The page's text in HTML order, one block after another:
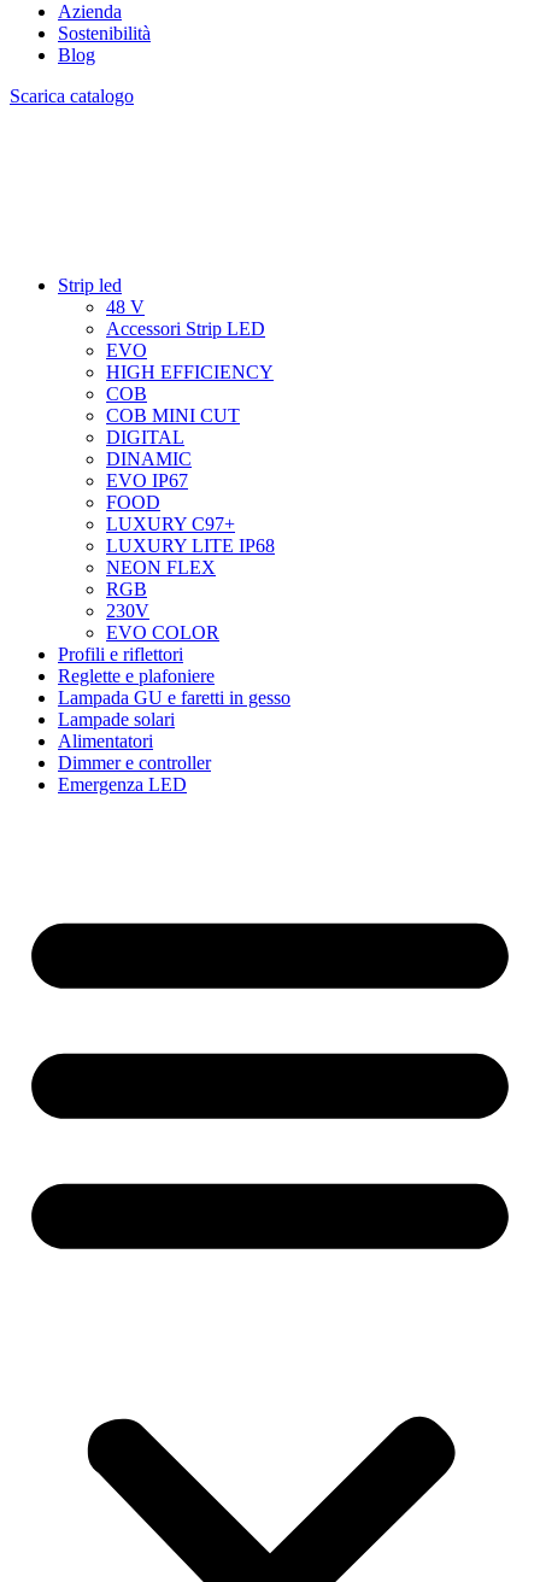
Azienda
Sostenibilità
Blog
Scarica catalogo
Strip led
48 V
Accessori Strip LED
EVO
HIGH EFFICIENCY
COB
COB MINI CUT
DIGITAL
DINAMIC
EVO IP67
FOOD
LUXURY C97+
LUXURY LITE IP68
NEON FLEX
RGB
230V
EVO COLOR
Profili e riflettori
Reglette e plafoniere
Lampada GU e faretti in gesso
Lampade solari
Alimentatori
Dimmer e controller
Emergenza LED